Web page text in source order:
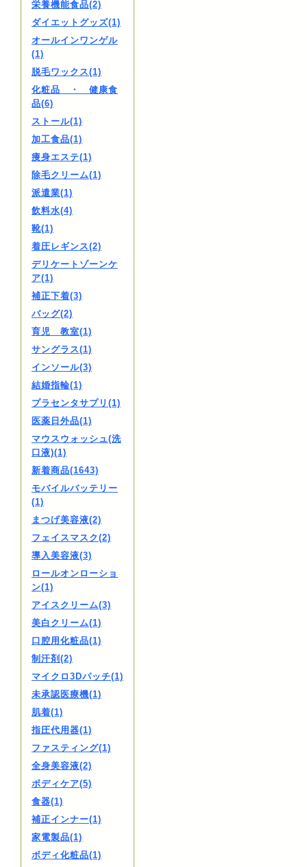
栄養機能食品(2)
ダイエットグッズ(1)
オールインワンゲル
(1)
脱毛ワックス(1)
化粧品 ・ 健康食
品(6)
ストール(1)
加工食品(1)
痩身エステ(1)
除毛クリーム(1)
派遣業(1)
飲料水(4)
靴(1)
着圧レギンス(2)
デリケートゾーンケ
ア(1)
補正下着(3)
バッグ(2)
育児 教室(1)
サングラス(1)
インソール(3)
結婚指輪(1)
プラセンタサプリ(1)
医薬日外品(1)
マウスウォッシュ(洗
口液)(1)
新着商品(1643)
モバイルバッテリー
(1)
まつげ美容液(2)
フェイスマスク(2)
導入美容液(3)
ロールオンローショ
ン(1)
アイスクリーム(3)
美白クリーム(1)
口腔用化粧品(1)
制汗剤(2)
マイクロ3Dパッチ(1)
未承認医療機(1)
肌着(1)
指圧代用器(1)
ファスティング(1)
全身美容液(2)
ボディケア(5)
食器(1)
補正インナー(1)
家電製品(1)
ボディ化粧品(1)